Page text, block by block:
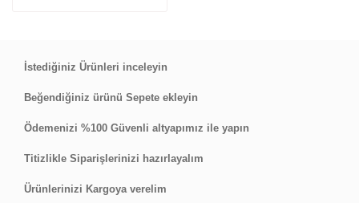
İstediğiniz Ürünleri inceleyin
Beğendiğiniz ürünü Sepete ekleyin
Ödemenizi %100 Güvenli altyapımız ile yapın
Titizlikle Siparişlerinizi hazırlayalım
Ürünlerinizi Kargoya verelim